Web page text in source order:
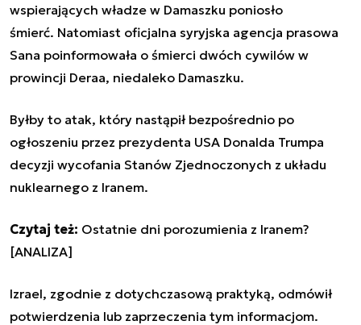
wspierających władze w Damaszku poniosło
śmierć. Natomiast oficjalna syryjska agencja prasowa
Sana poinformowała o śmierci dwóch cywilów w
prowincji Deraa, niedaleko Damaszku.
Byłby to atak, który nastąpił bezpośrednio po
ogłoszeniu przez prezydenta USA Donalda Trumpa
decyzji wycofania Stanów Zjednoczonych z układu
nuklearnego z Iranem.
Czytaj też: Ostatnie dni porozumienia z Iranem?
[ANALIZA]
Izrael, zgodnie z dotychczasową praktyką, odmówił
potwierdzenia lub zaprzeczenia tym informacjom.